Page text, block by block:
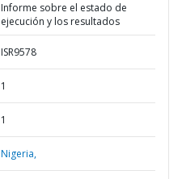
Informe sobre el estado de
ejecución y los resultados
ISR9578
1
1
Nigeria,